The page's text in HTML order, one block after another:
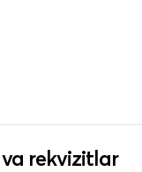
rekvizitlar